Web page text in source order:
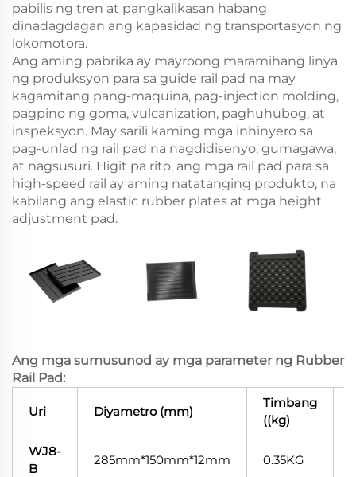
pabilis ng tren at pangkalikasan habang
dinadagdagan ang kapasidad ng transportasyon ng
lokomotora.
Ang aming pabrika ay mayroong maramihang linya
ng produksyon para sa guide rail pad na may
kagamitang pang-maquina, pag-injection molding,
pagpino ng goma, vulcanization, paghuhubog, at
inspeksyon. May sarili kaming mga inhinyero sa
pag-unlad ng rail pad na nagdidisenyo, gumagawa,
at nagsusuri. Higit pa rito, ang mga rail pad para sa
high-speed rail ay aming natatanging produkto, na
kabilang ang elastic rubber plates at mga height
adjustment pad.
Ang mga sumusunod ay mga parameter ng Rubber
Rail Pad:
Uri Diyametro (mm)
Timbang
((kg)
WJ8-
B
285mm*150mm*12mm 0.35KG